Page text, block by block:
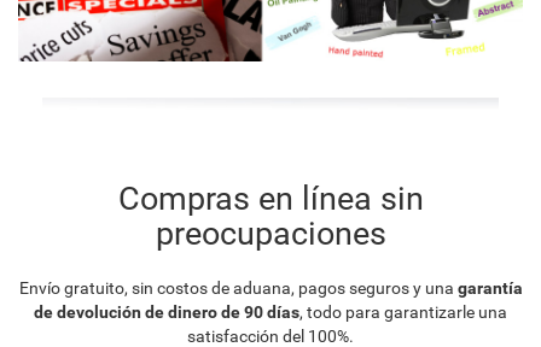
Compras en línea sin
preocupaciones
Envío gratuito, sin costos de aduana, pagos seguros y una garantía
de devolución de dinero de 90 días, todo para garantizarle una
satisfacción del 100%.